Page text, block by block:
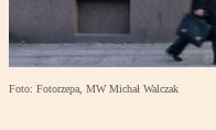
Foto: Fotorzepa, MW Michał Walczak